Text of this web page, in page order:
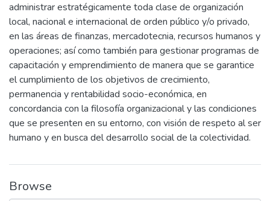
administrar estratégicamente toda clase de organización
local, nacional e internacional de orden público y/o privado,
en las áreas de finanzas, mercadotecnia, recursos humanos y
operaciones; así como también para gestionar programas de
capacitación y emprendimiento de manera que se garantice
el cumplimiento de los objetivos de crecimiento,
permanencia y rentabilidad socio-económica, en
concordancia con la filosofía organizacional y las condiciones
que se presenten en su entorno, con visión de respeto al ser
humano y en busca del desarrollo social de la colectividad.
Browse